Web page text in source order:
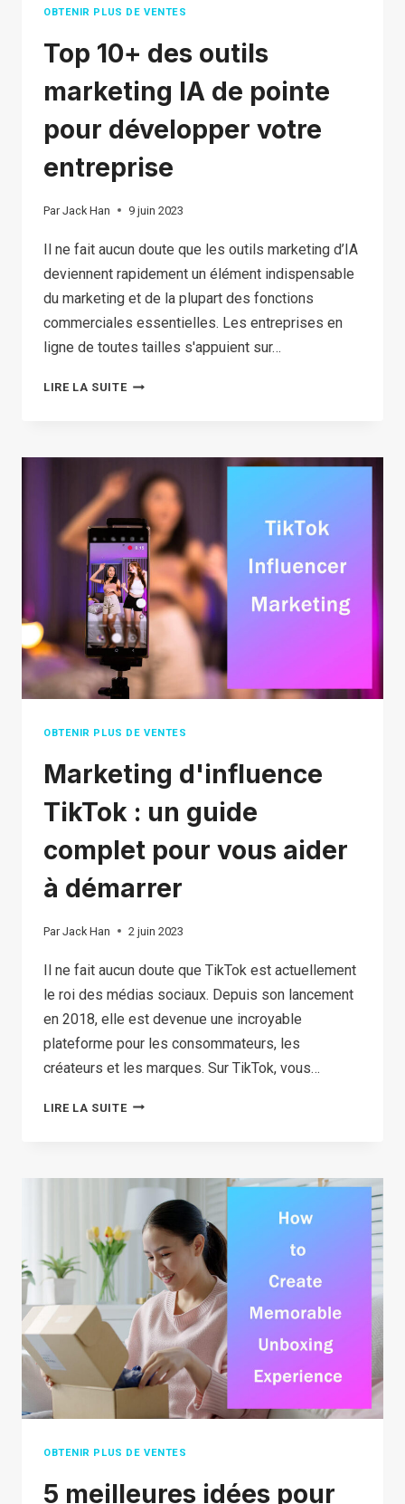
OBTENIR PLUS DE VENTES
Top 10+ des outils
marketing IA de pointe
pour développer votre
entreprise
Par Jack Han 9 juin 2023
Il ne fait aucun doute que les outils marketing d’IA
deviennent rapidement un élément indispensable
du marketing et de la plupart des fonctions
commerciales essentielles. Les entreprises en
ligne de toutes tailles s'appuient sur…
LIRE LA SUITETOP
OUTILS
MARKETING
DE
POINTE
POUR
DÉVELOPPER
VOTRE
ENTREPRISE
OBTENIR PLUS DE VENTES
Marketing d'influence
TikTok : un guide
complet pour vous aider
à démarrer
Par Jack Han 2 juin 2023
Il ne fait aucun doute que TikTok est actuellement
le roi des médias sociaux. Depuis son lancement
en 2018, elle est devenue une incroyable
plateforme pour les consommateurs, les
créateurs et les marques. Sur TikTok, vous…
LIRE LA SUITEMARKETING
UN
GUIDE
COMPLET
POUR
VOUS
AIDER
À
DÉMARRER
OBTENIR PLUS DE VENTES
5 meilleures idées pour